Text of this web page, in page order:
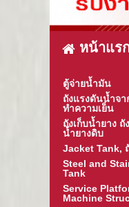
หน้าแร
ตู้จ่ายน้ำมัน
ถังแรงดันน้ำจา
ทำความเย็น
ถังเก็บน้ำยาง
น้ำยางดิบ
Jacket Tank,
Steel and
Tank
Service
Machine